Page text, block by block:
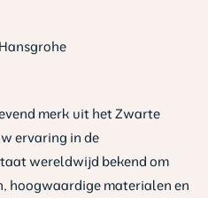
Hansgrohe
merk uit het Zwarte
ervaring in de
wereldwijd bekend om
hoogwaardige materialen en